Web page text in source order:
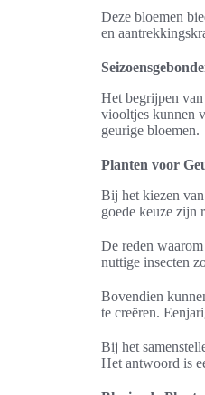
Deze bloemen
en
Het begrijpen
viooltjes kunnen
geurige bloemen.
Planten voor
Bij het kiezen van
goede keuze zijn
De reden
nuttige insecten
Bovendien
te creëren.
Bij het
Het antwoord is